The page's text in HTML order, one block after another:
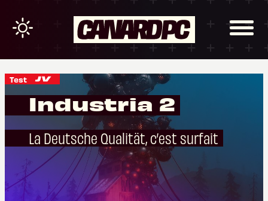
Test
Industria 2
La Deutsche Qualität, c’est surfait